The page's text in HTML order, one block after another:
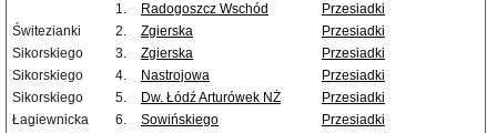
1.
Radogoszcz Wschód
Przesiadki
Świtezianki
2. Zgierska
Przesiadki
Sikorskiego
3. Zgierska
Przesiadki
Sikorskiego
4. Nastrojowa
Przesiadki
Sikorskiego
5. Dw. Łódź Arturówek NŻ
Przesiadki
Łagiewnicka
6. Sowińskiego
Przesiadki